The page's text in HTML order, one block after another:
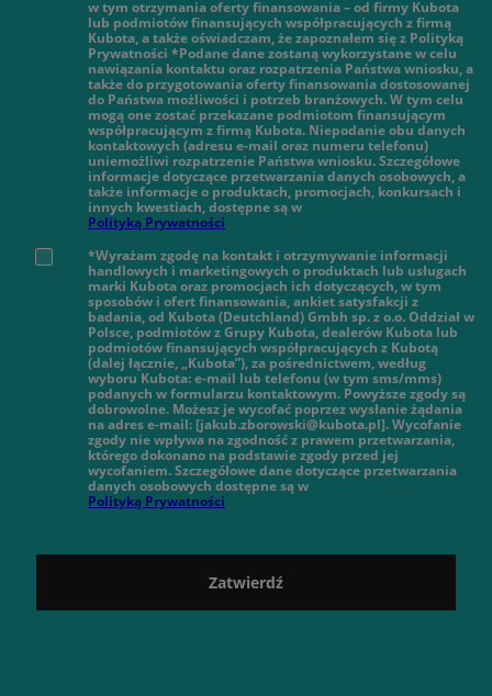
w tym otrzymania oferty finansowania – od firmy Kubota
lub podmiotów finansujących współpracujących z firmą
Kubota, a także oświadczam, że zapoznałem się z Polityką
Prywatności *Podane dane zostaną wykorzystane w celu
nawiązania kontaktu oraz rozpatrzenia Państwa wniosku, a
także do przygotowania oferty finansowania dostosowanej
do Państwa możliwości i potrzeb branżowych. W tym celu
mogą one zostać przekazane podmiotom finansującym
współpracującym z firmą Kubota. Niepodanie obu danych
kontaktowych (adresu e-mail oraz numeru telefonu)
uniemożliwi rozpatrzenie Państwa wniosku. Szczegółowe
informacje dotyczące przetwarzania danych osobowych, a
także informacje o produktach, promocjach, konkursach i
innych kwestiach, dostępne są w
Polityką Prywatności
*Wyrażam zgodę na kontakt i otrzymywanie informacji
handlowych i marketingowych o produktach lub usługach
marki Kubota oraz promocjach ich dotyczących, w tym
sposobów i ofert finansowania, ankiet satysfakcji z
badania, od Kubota (Deutchland) Gmbh sp. z o.o. Oddział w
Polsce, podmiotów z Grupy Kubota, dealerów Kubota lub
podmiotów finansujących współpracujących z Kubotą
(dalej łącznie, „Kubota”), za pośrednictwem, według
wyboru Kubota: e-mail lub telefonu (w tym sms/mms)
podanych w formularzu kontaktowym. Powyższe zgody są
dobrowolne. Możesz je wycofać poprzez wysłanie żądania
na adres e-mail: [jakub.zborowski@kubota.pl]. Wycofanie
zgody nie wpływa na zgodność z prawem przetwarzania,
którego dokonano na podstawie zgody przed jej
wycofaniem. Szczegółowe dane dotyczące przetwarzania
danych osobowych dostępne są w
Polityką Prywatności
Zatwierdź